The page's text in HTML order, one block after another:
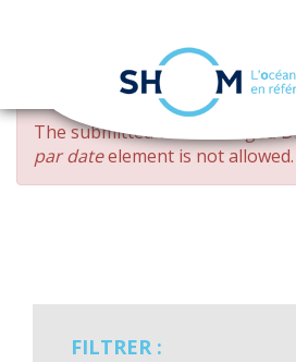
Skip
main
content
ERROR
MESSAGE
The submitted value changed
par dateelement is not allowed.
FILTRER :